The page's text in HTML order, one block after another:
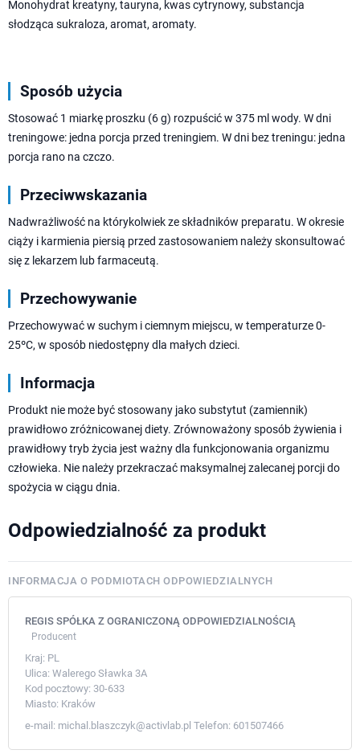
Monohydrat kreatyny, tauryna, kwas cytrynowy, substancja
słodząca sukraloza, aromat, aromaty.
Sposób użycia
Stosować 1 miarkę proszku (6 g) rozpuścić w 375 ml wody. W dni
treningowe: jedna porcja przed treningiem. W dni bez treningu: jedna
porcja rano na czczo.
Przeciwwskazania
Nadwrażliwość na którykolwiek ze składników preparatu. W okresie
ciąży i karmienia piersią przed zastosowaniem należy skonsultować
się z lekarzem lub farmaceutą.
Przechowywanie
Przechowywać w suchym i ciemnym miejscu, w temperaturze 0-
25ºC, w sposób niedostępny dla małych dzieci.
Informacja
Produkt nie może być stosowany jako substytut (zamiennik)
prawidłowo zróżnicowanej diety. Zrównoważony sposób żywienia i
prawidłowy tryb życia jest ważny dla funkcjonowania organizmu
człowieka. Nie należy przekraczać maksymalnej zalecanej porcji do
spożycia w ciągu dnia.
Odpowiedzialność za produkt
INFORMACJA O PODMIOTACH ODPOWIEDZIALNYCH
REGIS SPÓŁKA Z OGRANICZONĄ ODPOWIEDZIALNOŚCIĄ
Producent
Kraj: PL
Ulica: Walerego Sławka 3A
Kod pocztowy: 30-633
Miasto: Kraków
e-mail: michal.blaszczyk@activlab.pl Telefon: 601507466